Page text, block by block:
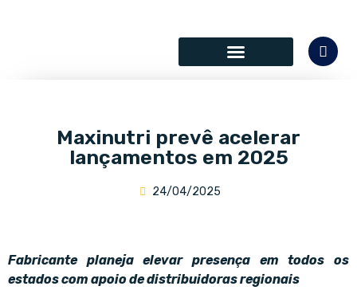
Maxinutri prevê acelerar
lançamentos em 2025
24/04/2025
Fabricante planeja elevar presença em todos os
estados com apoio de distribuidoras regionais